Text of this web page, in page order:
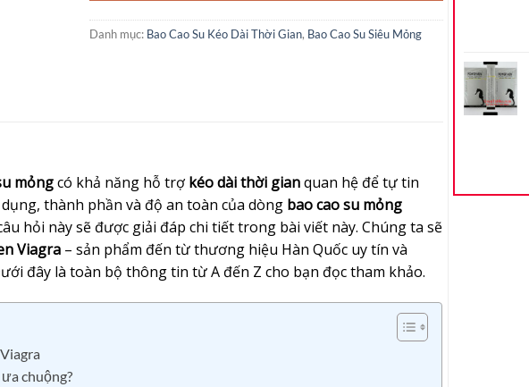
Danh mục: Bao Cao Su Kéo Dài Thời Gian, Bao Cao Su Siêu Mỏng
mỏngcó khả năng hỗ trợ kéo dài thời gianquan hệ để tự tin
thành phần và độ an toàn của dòng bao cao su mỏng
hỏi này sẽ được giải đáp chi tiết trong bài viết này. Chúng ta sẽ
Viagra – sản phẩm đến từ thương hiệu Hàn Quốc uy tín và
đây là toàn bộ thông tin từ A đến Z cho bạn đọc tham khảo.
chuộng?